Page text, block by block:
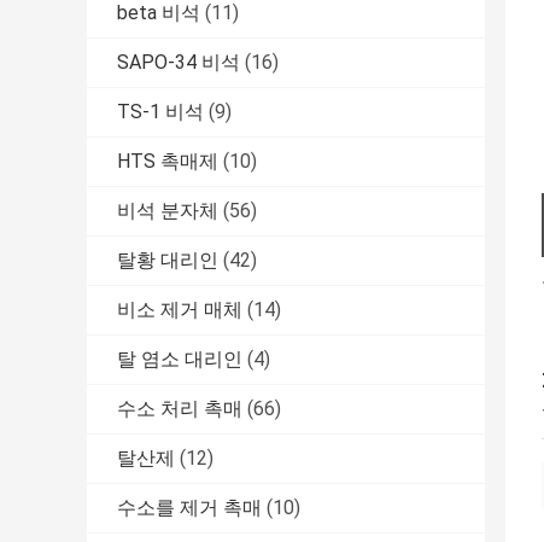
beta 비석 (11)
SAPO-34 비석 (16)
TS-1 비석 (9)
HTS 촉매제 (10)
비석 분자체 (56)
탈황 대리인 (42)
비소 제거 매체 (14)
탈 염소 대리인 (4)
수소 처리 촉매 (66)
탈산제 (12)
수소를 제거 촉매 (10)